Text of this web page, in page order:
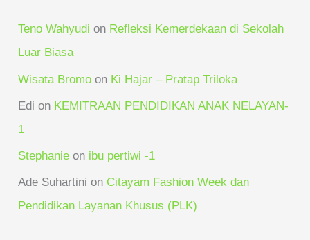
Teno Wahyudi on Refleksi Kemerdekaan di Sekolah
Luar Biasa
Wisata Bromo on Ki Hajar – Pratap Triloka
Edi on KEMITRAAN PENDIDIKAN ANAK NELAYAN-
1
Stephanie on ibu pertiwi -1
Ade Suhartini on Citayam Fashion Week dan
Pendidikan Layanan Khusus (PLK)